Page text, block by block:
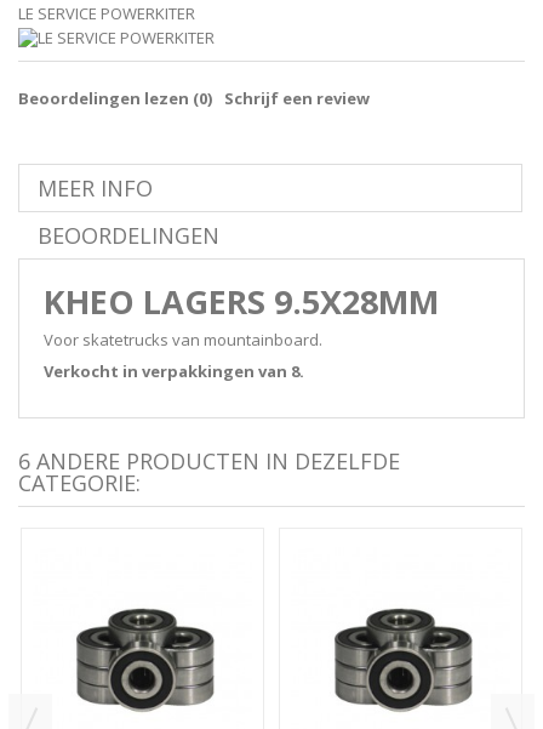
LE SERVICE POWERKITER
Beoordelingen lezen (0) Schrijf een review
MEER INFO
BEOORDELINGEN
KHEO LAGERS 9.5X28MM
Voor skatetrucks van mountainboard.
Verkocht in verpakkingen van 8.
6 ANDERE PRODUCTEN IN DEZELFDE
CATEGORIE: